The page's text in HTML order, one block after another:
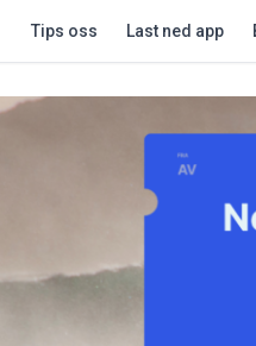
Tips oss Last ned app